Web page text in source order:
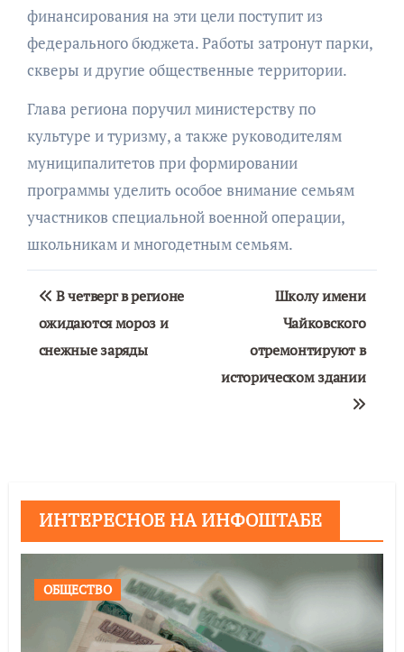
финансирования на эти цели поступит из
федерального бюджета. Работы затронут парки,
скверы и другие общественные территории.
Глава региона поручил министерству по
культуре и туризму, а также руководителям
муниципалитетов при формировании
программы уделить особое внимание семьям
участников специальной военной операции,
школьникам и многодетным семьям.
Навигация
по
записям
В четверг в регионе
ожидаются мороз и
снежные заряды
Школу имени
Чайковского
отремонтируют в
историческом здании
ИНТЕРЕСНОЕ НА ИНФОШТАБЕ
ОБЩЕСТВО